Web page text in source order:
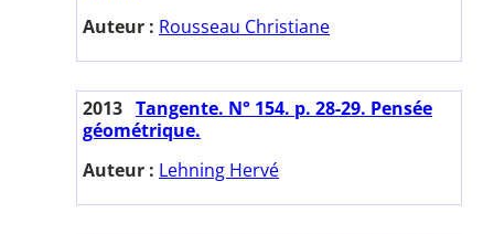
Auteur : Rousseau Christiane
2013 Tangente. N° 154. p. 28-29. Pensée
géométrique.
Auteur : Lehning Hervé